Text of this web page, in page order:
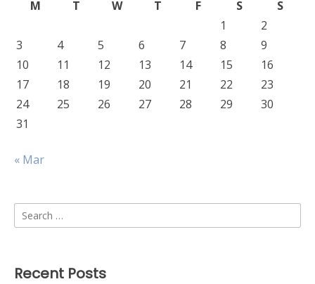
M T W T F S
S
1
2
3
4 5 6 7 8
9
10
11 12 13 14 15
16
17
18 19 20 21 22
23
24
25 26 27 28 29
30
31
« Mar
Search
for:
Recent Posts